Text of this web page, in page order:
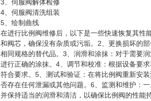
3、伺服阀解体检修
4、伺服阀清洗组装
5、绘制曲线
在进行比例阀维修后，以下是一些快速恢复其性
和阀芯，确保没有杂质或污垢。2、更换损坏的
相同规格的替代品。3、润滑和涂抹：对于需要
进行正确的涂抹。4、调节和校准：根据设备要
符合要求。5、测试和验证：在将比例阀重新安
否存在任何泄漏或其他问题。6、监测和维护：
并保持适当的润滑和清洁，以确保比例阀的性能